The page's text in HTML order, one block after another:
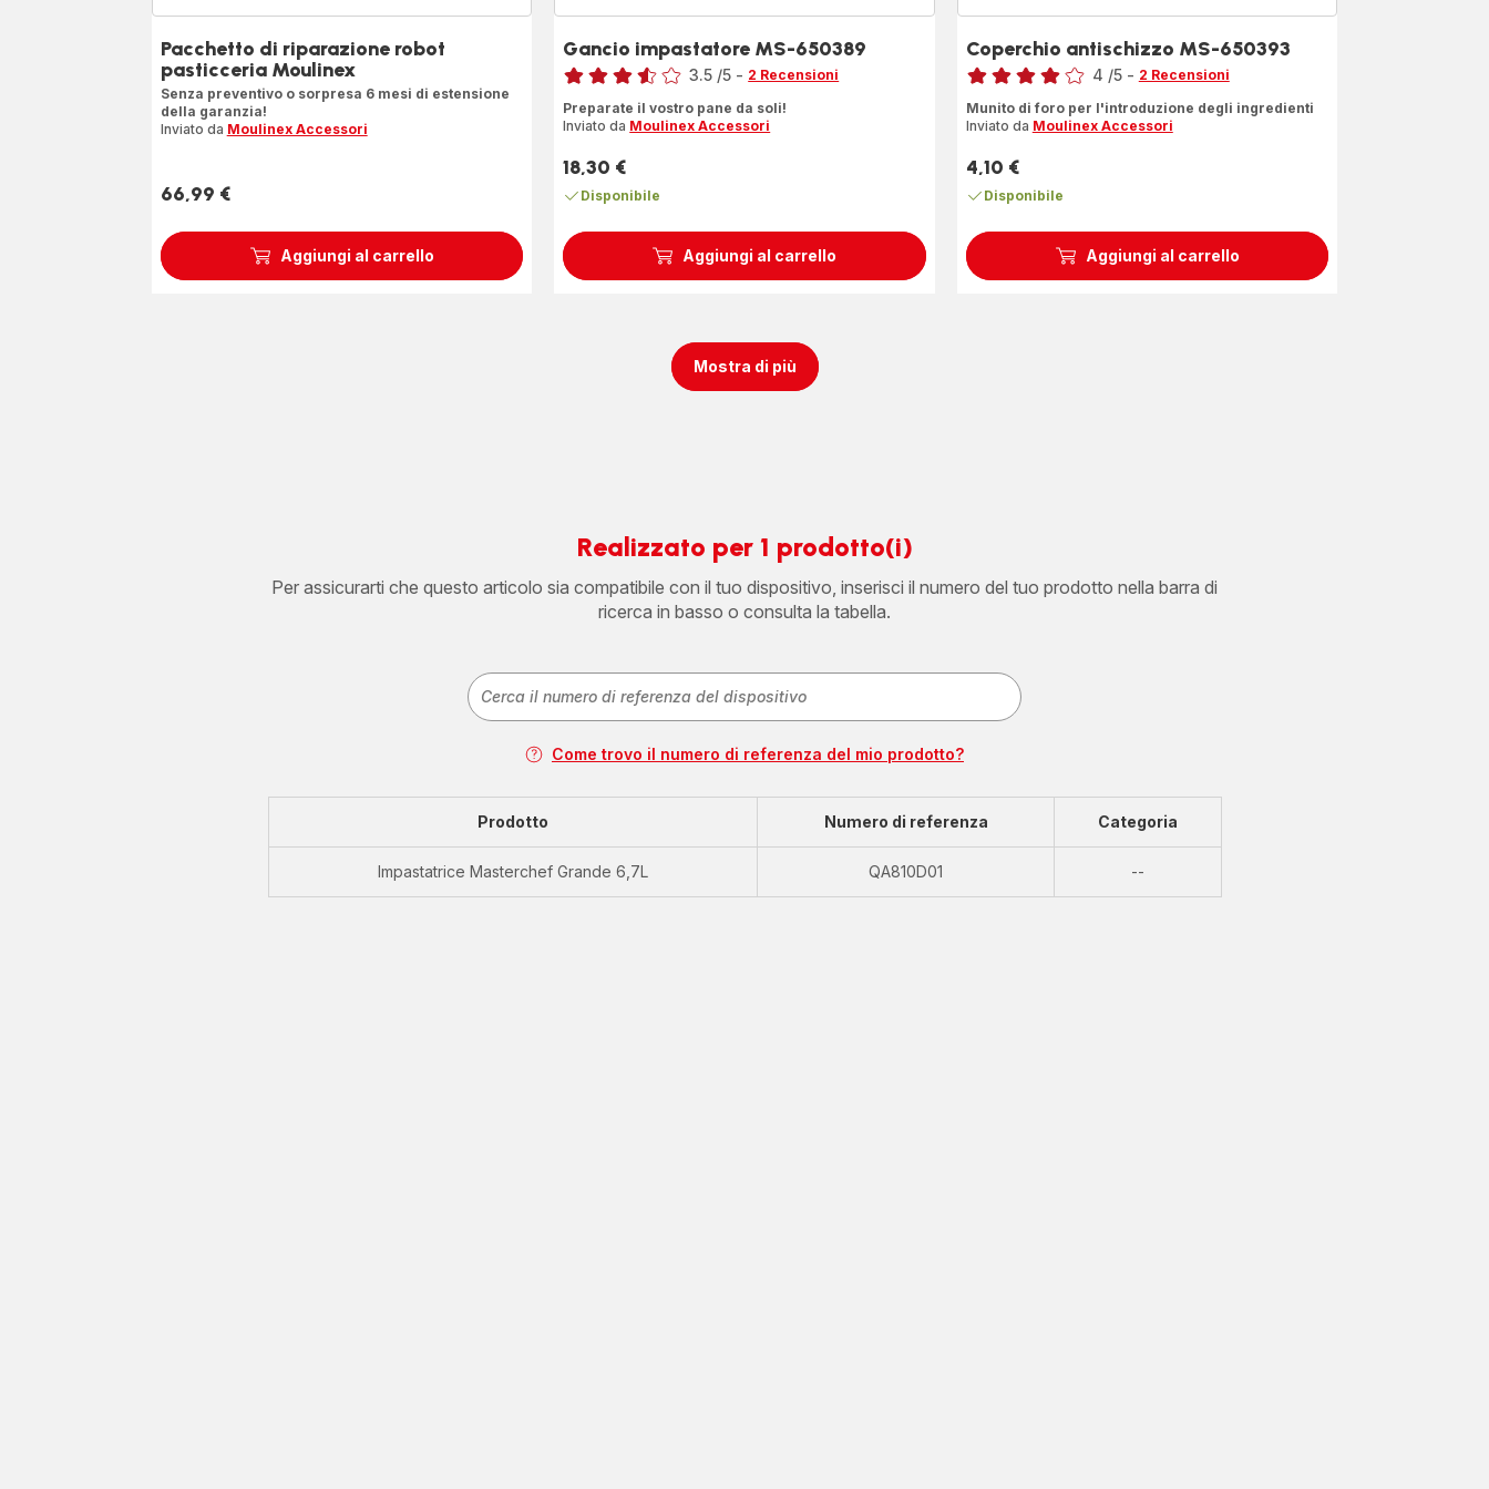
Aggiungi al carrello
Pacchetto di riparazione robot
pasticceria Moulinex
Senza preventivo o sorpresa 6 mesi di estensione
della garanzia!
Inviato da Moulinex Accessori
Prezzo
66,99 €
Aggiungi al carrello
Gancio impastatore MS-650389
Voto
3.5 /5 - 2 Recensioni
Preparate il vostro pane da soli!
Inviato da Moulinex Accessori
Prezzo
18,30 €
Disponibile
Aggiungi al carrello
Coperchio antischizzo MS-650393
Voto
di
stelle
(media)
4 /5 - 2 Recensioni
Munito di foro per l'introduzione degli ingredienti
Inviato da Moulinex Accessori
Prezzo
4,10 €
Disponibile
Mostra di più
Realizzato per 1 prodotto(i)
Per assicurarti che questo articolo sia compatibile con il tuo dispositivo, inserisci il numero del tuo prodotto nella barra di
ricerca in basso o consulta la tabella.
Come trovo il numero di referenza del mio prodotto?
Prodotto Numero di referenza Categoria
Impastatrice Masterchef Grande 6,7L QA810D01 --
disponibile